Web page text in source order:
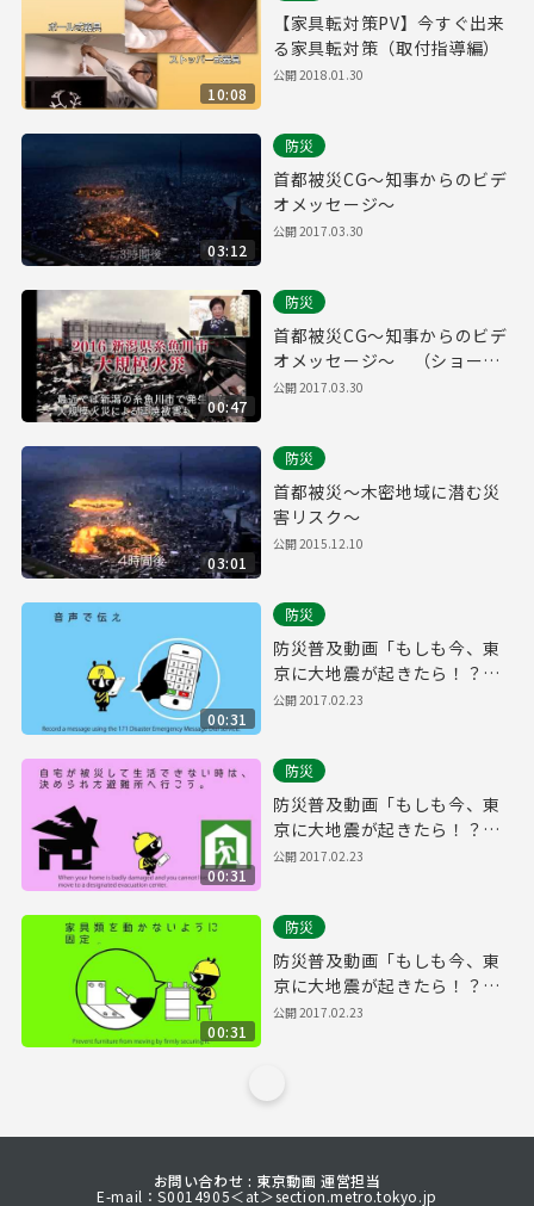
10:08
【家具転対策PV】今すぐ出来
る家具転対策（取付指導編）
公開2018.01.30
03:12
防災
首都被災CG～知事からのビデ
オメッセージ～
公開2017.03.30
00:47
防災
首都被災CG～知事からのビデ
オメッセージ～ （ショート
ver.）
公開2017.03.30
03:01
防災
首都被災～木密地域に潜む災
害リスク～
公開2015.12.10
00:31
防災
防災普及動画「もしも今、東
京に大地震が起きたら！？」
part4
公開2017.02.23
00:31
防災
防災普及動画「もしも今、東
京に大地震が起きたら！？」
part3
公開2017.02.23
00:31
防災
防災普及動画「もしも今、東
京に大地震が起きたら！？」
part2
公開2017.02.23
お問い合わせ : 東京動画 運営担当
E-mail：S0014905＜at＞section.metro.tokyo.jp